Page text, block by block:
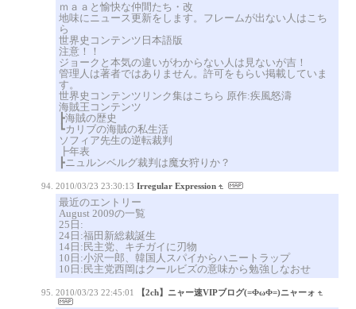
ｍａａと愉快な仲間たち・改
地味にニュース更新をします。フレームが出ない人はこち
ら
世界史コンテンツ日本語版
注意！！
ジョークと本気の違いがわからない人は見ないが吉！
管理人は著者ではありません。許可をもらい掲載していま
す。
世界史コンテンツリンク集はこちら 原作:疾風怒濤
海賊王コンテンツ
┣海賊の歴史
┗カリブの海賊の私生活
ソフィア先生の逆転裁判
┣年表
┣ニュルンベルグ裁判は魔女狩りか？
2010/03/23 23:30:13 Irregular Expression
最近のエントリー
August 2009の一覧
25日:
24日:福田新総裁誕生
14日:民主党、キチガイに刃物
10日:小沢一郎、韓国人スパイからハニートラップ
10日:民主党西岡はクールビズの意味から勉強しなおせ
2010/03/23 22:45:01 【2ch】ニャー速VIPブログ(=ΦωΦ=)ニャーォ